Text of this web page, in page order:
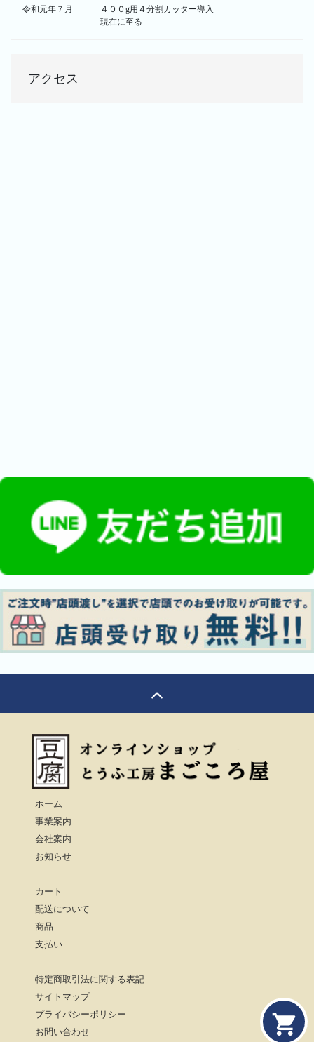
令和元年７月
４００g用４分割カッター導入
現在に至る
アクセス
ホーム
事業案内
会社案内
お知らせ
カート
配送について
商品
支払い
特定商取引法に関する表記
サイトマップ
プライバシーポリシー
お問い合わせ